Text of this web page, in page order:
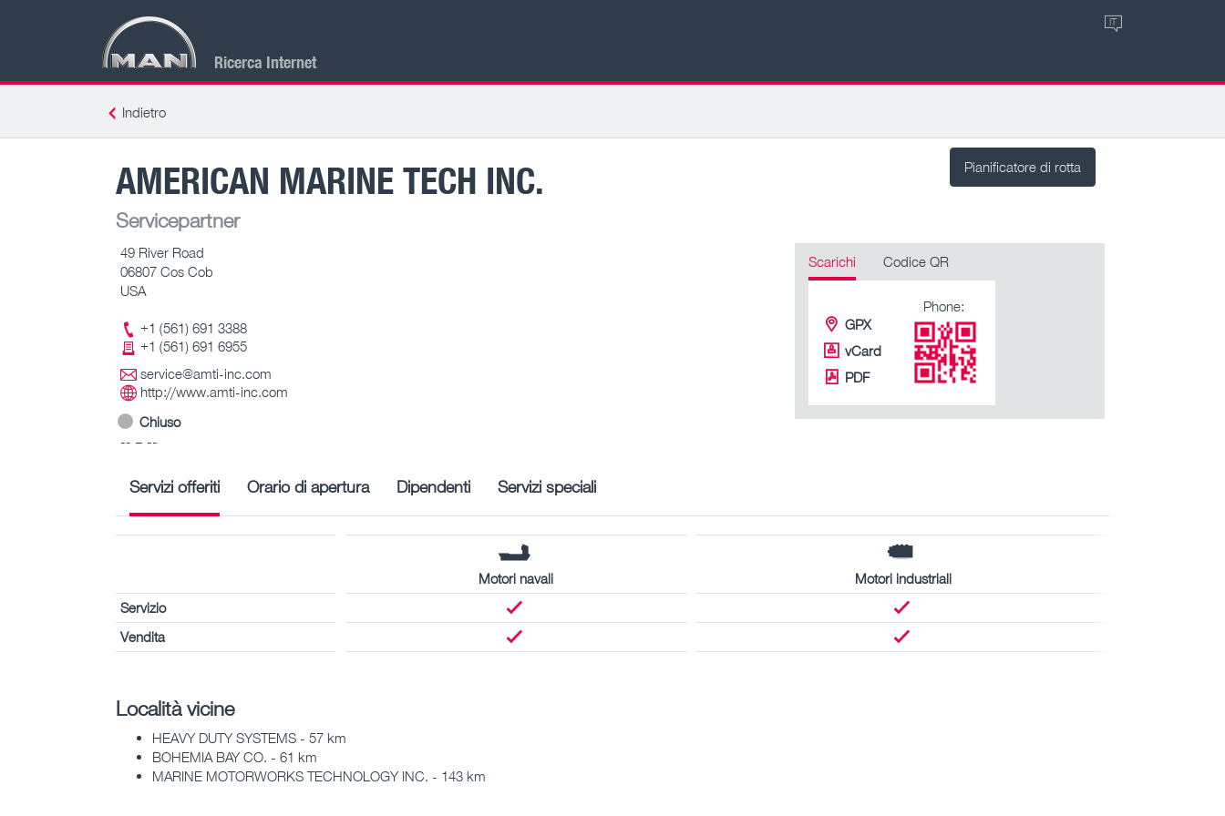
Ricerca Internet
IT
Indietro
Pianificatore di rotta
AMERICAN MARINE TECH INC.
Servicepartner
49 River Road
06807 Cos Cob
USA
+1 (561) 691 3388
+1 (561) 691 6955
service@amti-inc.com
http://www.amti-inc.com
Chiuso
-- – --
Scarichi Codice QR
GPX
vCard
PDF
Phone:
Servizi offeriti Orario di apertura Dipendenti Servizi speciali
Motori navali
Motori industriali
Servizio
Vendita
Località vicine
HEAVY DUTY SYSTEMS - 57 km
BOHEMIA BAY CO. - 61 km
MARINE MOTORWORKS TECHNOLOGY INC. - 143 km